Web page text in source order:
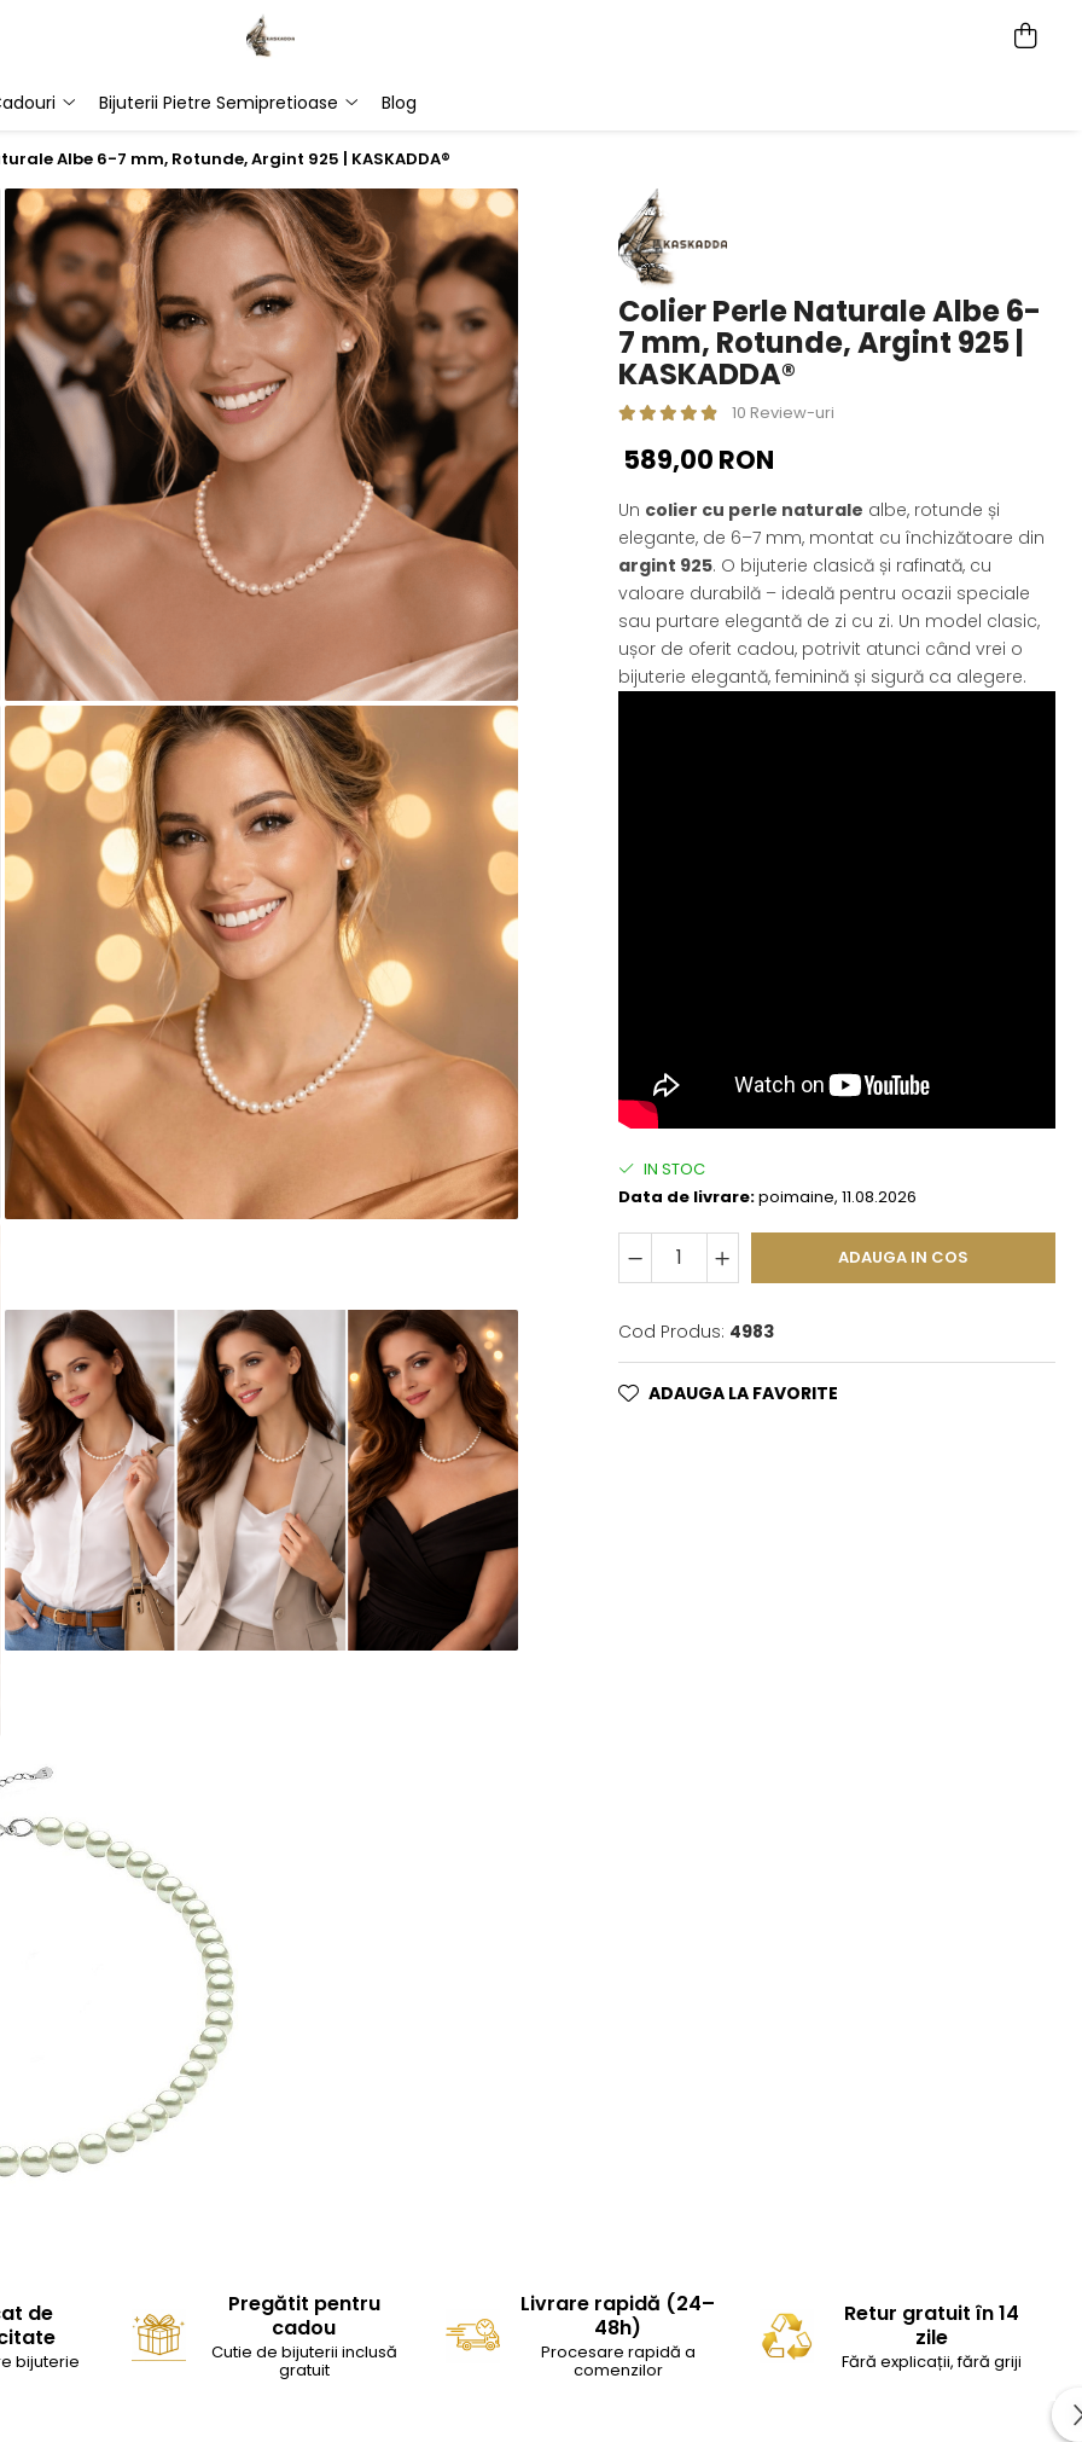
Bijuterii Pietre Semipretioase Blog
Albe 6-7 mm, Rotunde, Argint 925 | KASKADDA®
Colier Perle Naturale Albe 6-
7 mm, Rotunde, Argint 925 |
KASKADDA®
10 Review-uri
589,00 RON
Un colier cu perle naturale albe, rotunde și
elegante, de 6–7 mm, montat cu închizătoare din
argint 925. O bijuterie clasică și rafinată, cu
valoare durabilă – ideală pentru ocazii speciale
sau purtare elegantă de zi cu zi. Un model clasic,
ușor de oferit cadou, potrivit atunci când vrei o
bijuterie elegantă, feminină și sigură ca alegere.
IN STOC
Data de livrare:poimaine, 11.08.2026
ADAUGA IN COS
Cod Produs: 4983
ADAUGA LA FAVORITE
de
bijuterie
Pregătit pentru
cadou
Cutie de bijuterii inclusă
gratuit
Livrare rapidă (24–
48h)
Procesare rapidă a
comenzilor
Retur gratuit în 14
zile
Fără explicații, fără griji